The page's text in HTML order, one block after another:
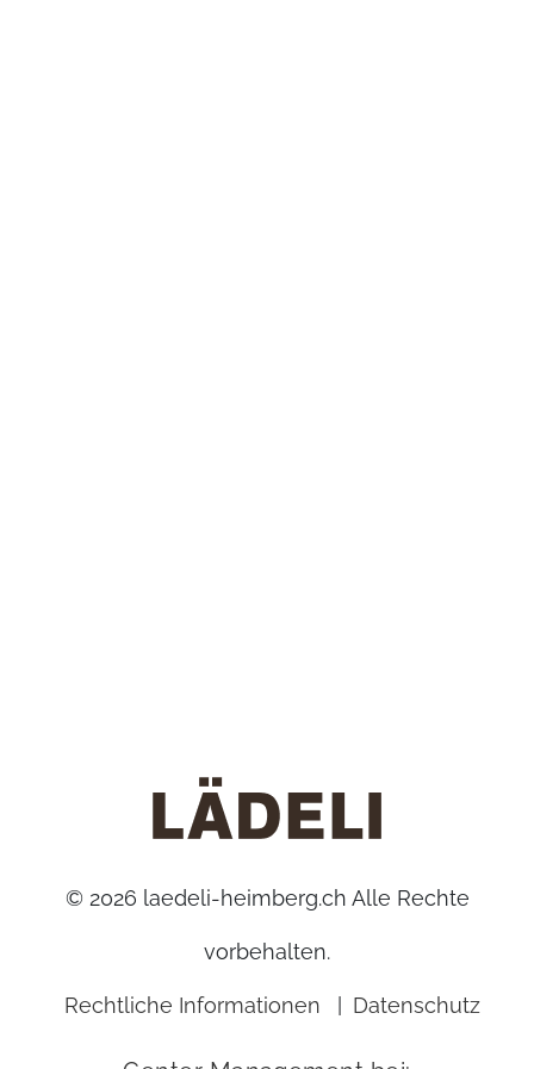
© 2026 laedeli-heimberg.ch Alle Rechte
vorbehalten.
Rechtliche Informationen Datenschutz